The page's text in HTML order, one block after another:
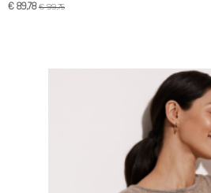
€ 89,78 € 99,75